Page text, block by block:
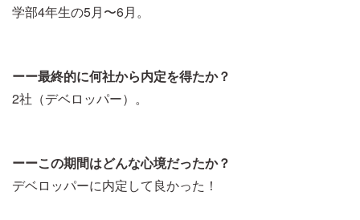
学部4年生の5月〜6月。
ーー最終的に何社から内定を得たか？
2社（デベロッパー）。
ーーこの期間はどんな心境だったか？
デベロッパーに内定して良かった！